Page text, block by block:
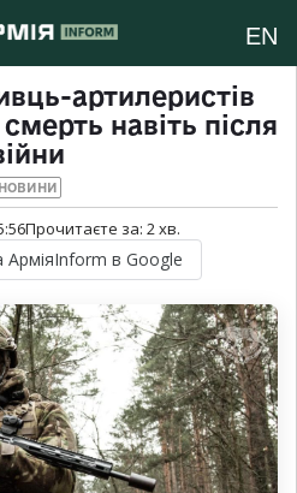
EN
артилеристів
навіть після
НОВИНИ
Прочитаєте за: 2хв.
АрміяInform в Google